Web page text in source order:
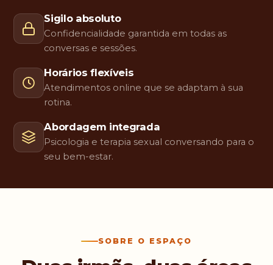
Sigilo absoluto
Confidencialidade garantida em todas as
conversas e sessões.
Horários flexíveis
Atendimentos online que se adaptam à sua
rotina.
Abordagem integrada
Psicologia e terapia sexual conversando para o
seu bem-estar.
SOBRE O ESPAÇO